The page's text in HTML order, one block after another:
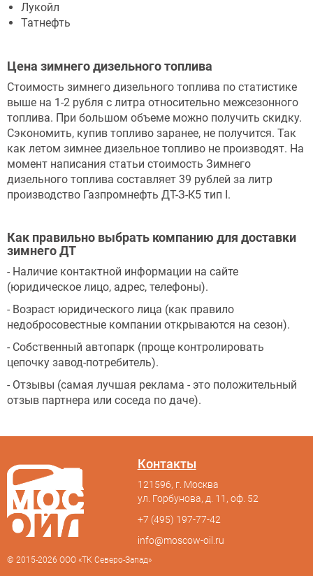
Лукойл
Татнефть
Цена зимнего дизельного топлива
Стоимость зимнего дизельного топлива по статистике
выше на 1-2 рубля с литра относительно межсезонного
топлива. При большом объеме можно получить скидку.
Сэкономить, купив топливо заранее, не получится. Так
как летом зимнее дизельное топливо не производят. На
момент написания статьи стоимость Зимнего
дизельного топлива составляет 39 рублей за литр
производство Газпромнефть ДТ-З-К5 тип I.
Как правильно выбрать компанию для доставки
зимнего ДТ
- Наличие контактной информации на сайте
(юридическое лицо, адрес, телефоны).
- Возраст юридического лица (как правило
недобросовестные компании открываются на сезон).
- Собственный автопарк (проще контролировать
цепочку завод-потребитель).
- Отзывы (самая лучшая реклама - это положительный
отзыв партнера или соседа по даче).
Контакты
121596, г. Москва
ул. Горбунова, д. 11, оф. 52
+7 (495) 197-77-42
info@moscow-oil.ru
© 2015-2026 ООО «ТК Северо-Запад»